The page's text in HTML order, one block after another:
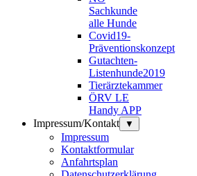
Sachkunde
alle Hunde
Covid19-
Präventionskonzept
Gutachten-
Listenhunde2019
Tierärztekammer
ÖRV LE
Handy APP
Impressum/Kontakt
▼
Impressum
Kontaktformular
Anfahrtsplan